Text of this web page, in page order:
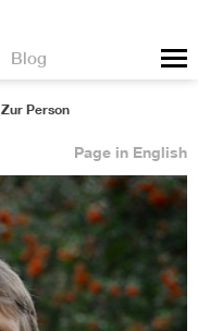
Blog
Zur Person
Page in English